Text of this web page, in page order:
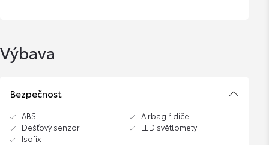
Výbava
Bezpečnost
ABS
Dešťový senzor
Isofix
Airbag řidiče
LED světlomety